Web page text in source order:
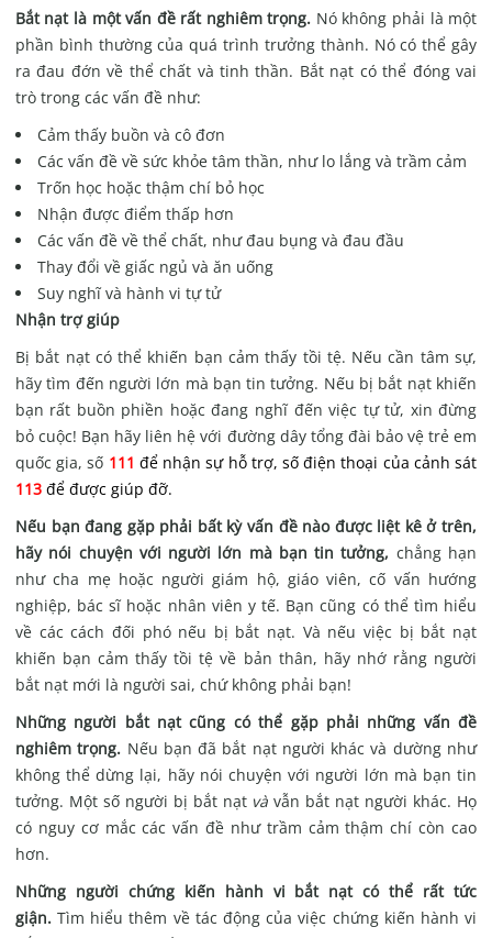
Bắt nạt là một vấn đề rất nghiêm trọng. Nó không phải là một
phần bình thường của quá trình trưởng thành. Nó có thể gây
ra đau đớn về thể chất và tinh thần. Bắt nạt có thể đóng vai
trò trong các vấn đề như:
Cảm thấy buồn và cô đơn
Các vấn đề về sức khỏe tâm thần, như lo lắng và trầm cảm
Trốn học hoặc thậm chí bỏ học
Nhận được điểm thấp hơn
Các vấn đề về thể chất, như đau bụng và đau đầu
Thay đổi về giấc ngủ và ăn uống
Suy nghĩ và hành vi tự tử
Nhận trợ giúp
Bị bắt nạt có thể khiến bạn cảm thấy tồi tệ. Nếu cần tâm sự,
hãy tìm đến người lớn mà bạn tin tưởng. Nếu bị bắt nạt khiến
bạn rất buồn phiền hoặc đang nghĩ đến việc tự tử, xin đừng
bỏ cuộc! Bạn hãy liên hệ với đường dây tổng đài bảo vệ trẻ em
quốc gia, số 111 để nhận sự hỗ trợ, số điện thoại của cảnh sát
113để được giúp đỡ.
Nếu bạn đang gặp phải bất kỳ vấn đề nào được liệt kê ở trên,
hãy nói chuyện với người lớn mà bạn tin tưởng, chẳng hạn
như cha mẹ hoặc người giám hộ, giáo viên, cố vấn hướng
nghiệp, bác sĩ hoặc nhân viên y tế. Bạn cũng có thể tìm hiểu
về các cách đối phó nếu bị bắt nạt. Và nếu việc bị bắt nạt
khiến bạn cảm thấy tồi tệ về bản thân, hãy nhớ rằng người
bắt nạt mới là người sai, chứ không phải bạn!
Những người bắt nạt cũng có thể gặp phải những vấn đề
nghiêm trọng. Nếu bạn đã bắt nạt người khác và dường như
không thể dừng lại, hãy nói chuyện với người lớn mà bạn tin
tưởng. Một số người bị bắt nạt và vẫn bắt nạt người khác. Họ
có nguy cơ mắc các vấn đề như trầm cảm thậm chí còn cao
hơn.
Những người chứng kiến hành vi bắt nạt có thể rất tức
giận.Tìm hiểu thêm về tác động của việc chứng kiến hành vi